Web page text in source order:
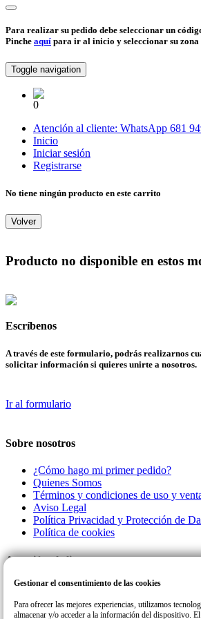
Para realizar su pedido debe seleccionar un
Pinche aquí para ir al inicio y seleccionar su zona
Toggle navigation
0
Atención al cliente: WhatsApp 681
Inicio
Iniciar sesión
Registrarse
No tiene ningún producto en este carrito
Volver
Producto no disponible en estos
Escríbenos
A través de este formulario, podrás realizarnos
solicitar información si quieres unirte a nosotros.
Ir al formulario
Sobre nosotros
¿Cómo hago mi primer pedido?
Quienes Somos
Términos y condiciones de uso y
Aviso Legal
Política Privacidad y Protección de
Política de cookies
Atención al cliente
Llamanos a este número de teléfono para
Gestionar el consentimiento de las cookies
Para ofrecer las mejores experiencias, utilizamos
almacenar y/o acceder a la información del dispositivo.